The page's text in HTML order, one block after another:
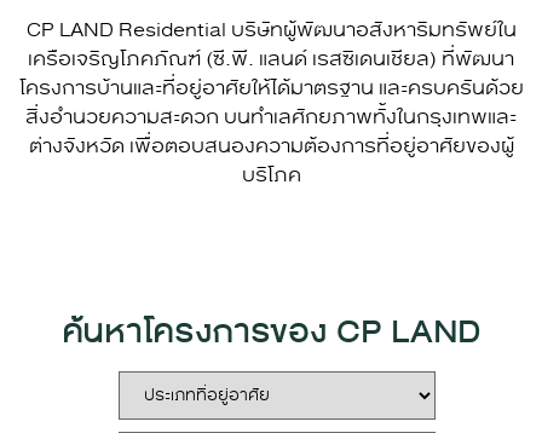
CP LAND Residential บริษัทผู้พัฒนาอสังหาริมทรัพย์ใน
เครือเจริญโภคภัณฑ์ (ซี.พี. แลนด์ เรสซิเดนเชียล) ที่พัฒนา
โครงการบ้านและที่อยู่อาศัยให้ได้มาตรฐาน และครบครันด้วย
สิ่งอำนวยความสะดวก บนทำเลศักยภาพทั้งในกรุงเทพและ
ต่างจังหวัด เพื่อตอบสนองความต้องการที่อยู่อาศัยของผู้
บริโภค
ค้นหาโครงการของ CP LAND